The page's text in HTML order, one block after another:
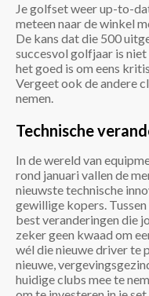
Je golfset weer up-to-
meteen naar de winkel
De kans dat die 500
succesvol golfjaar is
het goed is om eens
Vergeet ook de andere
nemen.
Technische
In de wereld van
rond januari vallen de
nieuwste technische
gewillige kopers.
best veranderingen die
zeker geen kwaad om
wél die nieuwe driver te
nieuwe,
huidige clubs mee te